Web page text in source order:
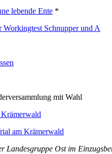
lebende Ente *
Workingtest Schnupper und A
mit Wahl
am Krämerwald
Landesgruppe Ost im